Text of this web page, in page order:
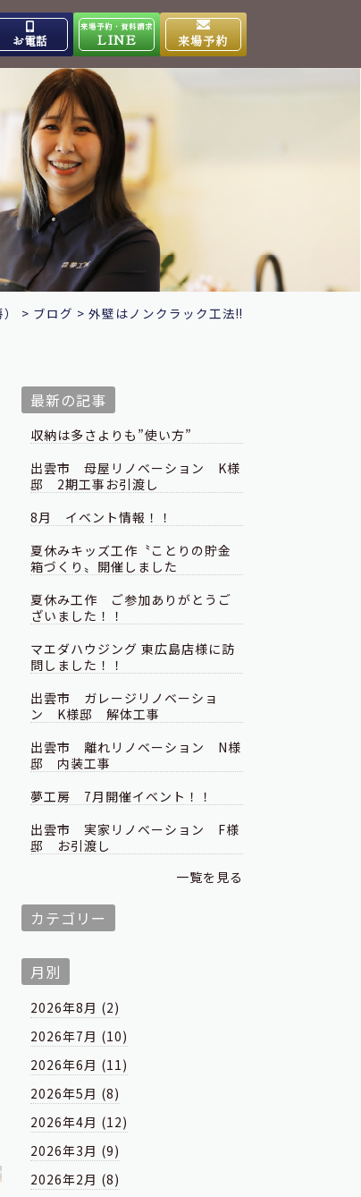
お電話
岡体感ギャラリー
31-4133
9:00～17:00
水曜日
田ショールーム
86-8640
9:00～17:00
日曜日
来場予約・資料請求
LINE 来場予約
> ブログ > 外壁はノンクラック工法!!
最新の記事
収納は多さよりも”使い方”
出雲市 母屋リノベーション K様
邸 2期工事お引渡し
8月 イベント情報！！
夏休みキッズ工作〝ことりの貯金
箱づくり〟開催しました
夏休み工作 ご参加ありがとうご
ざいました！！
マエダハウジング 東広島店様に訪
問しました！！
出雲市 ガレージリノベーショ
ン K様邸 解体工事
出雲市 離れリノベーション N様
邸 内装工事
夢工房 7月開催イベント！！
出雲市 実家リノベーション F様
邸 お引渡し
一覧を見る
カテゴリー
月別
2026年8月 (2)
2026年7月 (10)
2026年6月 (11)
2026年5月 (8)
2026年4月 (12)
2026年3月 (9)
2026年2月 (8)